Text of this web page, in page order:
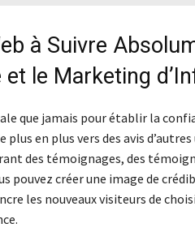
à Suivre
et le Marketing
que jamais pour établir la
en plus vers des avis
des témoignages, des
pouvez créer une image de
les nouveaux visiteurs de